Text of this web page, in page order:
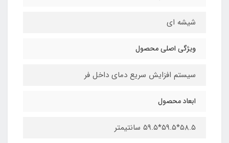
شیشه ای
ویژگی اصلی محصول
سیستم افزایش سریع دمای داخل فر
ابعاد محصول​
۵۸.۵*۵۹.۵*۵۹.۵ سانتیمتر